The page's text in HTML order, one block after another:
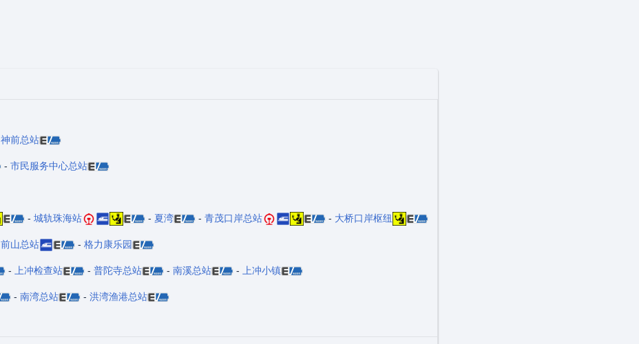
神前总站
- 市民服务中心总站
- 城轨珠海站 - 夏湾 - 青茂口岸总站 - 大桥口岸枢纽
前山总站 - 格力康乐园
- 上冲检查站 - 普陀寺总站 - 南溪总站 - 上冲小镇
- 南湾总站 - 洪湾渔港总站